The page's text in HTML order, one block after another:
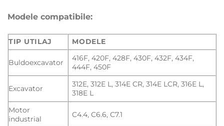
Modele compatibile:
TIP UTILAJ MODELE
Buldoexcavator
416F, 420F, 428F, 430F, 432F, 434F,
444F, 450F
Excavator
312E, 312E L, 314E CR, 314E LCR, 316E L,
318E L
Motor
industrial
C4.4, C6.6, C7.1